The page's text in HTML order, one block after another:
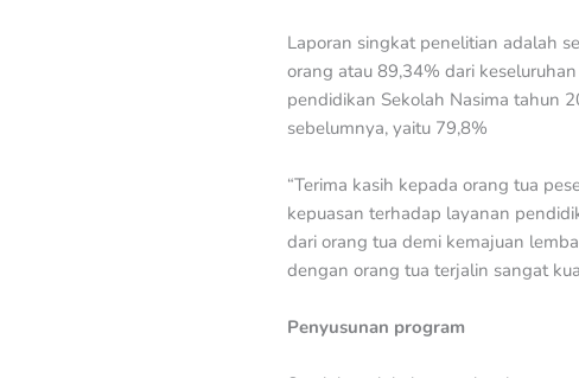
Laporan singkat penelitian adalah
orang atau 89,34% dari
pendidikan Sekolah Nasima tahun
sebelumnya, yaitu 79,8%
“Terima kasih kepada orang tua
kepuasan terhadap layanan
dari orang tua demi kemajuan
dengan orang tua terjalin sangat
Penyusunan program